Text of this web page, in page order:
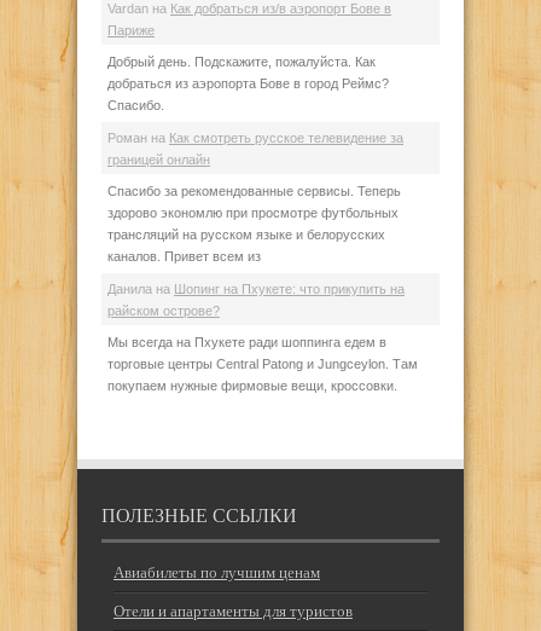
Vardan на Как добраться из/в аэропорт Бове в
Париже
Добрый день. Подскажите, пожалуйста. Как
добраться из аэропорта Бове в город Реймс?
Спасибо.
Роман на Как смотреть русское телевидение за
границей онлайн
Спасибо за рекомендованные сервисы. Теперь
здорово экономлю при просмотре футбольных
трансляций на русском языке и белорусских
каналов. Привет всем из
Данила на Шопинг на Пхукете: что прикупить на
райском острове?
Мы всегда на Пхукете ради шоппинга едем в
торговые центры Central Patong и Jungceylon. Там
покупаем нужные фирмовые вещи, кроссовки.
ПОЛЕЗНЫЕ ССЫЛКИ
Авиабилеты по лучшим ценам
Отели и апартаменты для туристов